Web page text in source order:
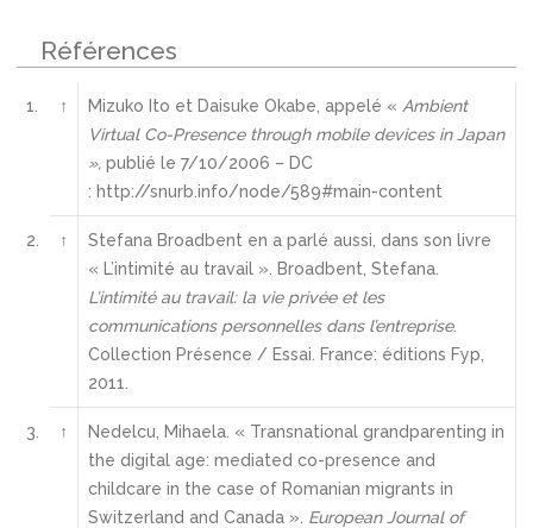
Références
1. ↑ Mizuko Ito et Daisuke Okabe, appelé « Ambient
Virtual Co-Presence through mobile devices in Japan
», publié le 7/10/2006 – DC
: http://snurb.info/node/589#main-content
2. ↑
Stefana Broadbent en a parlé aussi, dans son livre
« L’intimité au travail ». Broadbent, Stefana.
L’intimité au travail: la vie privée et les
communications personnelles dans l’entreprise.
Collection Présence / Essai. France: éditions Fyp,
2011.
3. ↑
Nedelcu, Mihaela. « Transnational grandparenting in
the digital age: mediated co-presence and
childcare in the case of Romanian migrants in
Switzerland and Canada ». European Journal of